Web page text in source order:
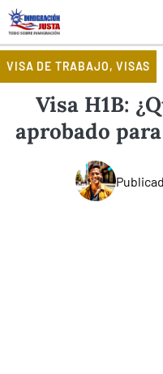
Saltar
al
contenido
VISA DE TRABAJO,VISAS
Visa H1B:
aprobado